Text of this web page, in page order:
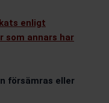
enligt
som annars har
försämras eller